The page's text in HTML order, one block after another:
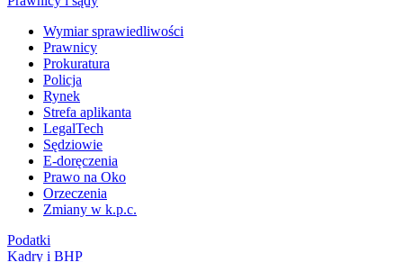
Wymiar sprawiedliwości
Prawnicy
Prokuratura
Policja
Rynek
Strefa aplikanta
LegalTech
Sędziowie
E-doręczenia
Prawo na Oko
Orzeczenia
Zmiany w k.p.c.
Podatki
Kadry i BHP